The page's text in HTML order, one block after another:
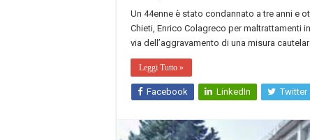
Un 44enne è stato condannato a tre anni e
Chieti, Enrico Colagreco per maltrattamenti
via dell’aggravamento di una misura
Leggi Tutto »
Facebook LinkedIn Twitter